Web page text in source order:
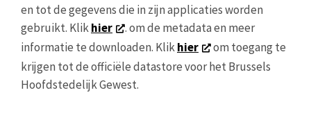
en tot de gegevens die in zijn applicaties worden
gebruikt. Klikhier
. om de metadata en meer
informatie te downloaden. Klikhier
om toegang te
krijgen tot de officiële datastore voor het Brussels
Hoofdstedelijk Gewest.